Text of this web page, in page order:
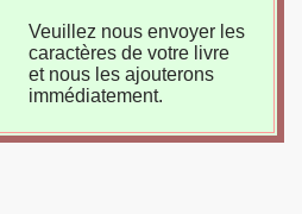
Veuillez nous envoyer les
caractères de votre livre
et nous les ajouterons
immédiatement.